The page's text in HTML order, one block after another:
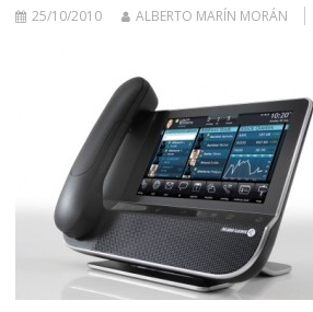
25/10/2010 ALBERTO MARÍN MORÁN